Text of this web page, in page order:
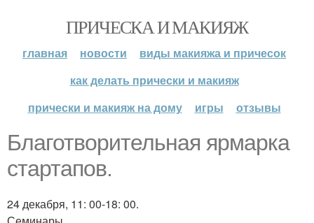
ПРИЧЕСКА И МАКИЯЖ
главная новости
виды макияжа и причесок
как делать прически и макияж
прически и макияж на дому
игры отзывы
Благотворительная ярмарка
стартапов.
24 декабря, 11: 00-18: 00.